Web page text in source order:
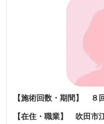
【施術回数・期間
【在住・職業】 吹田市